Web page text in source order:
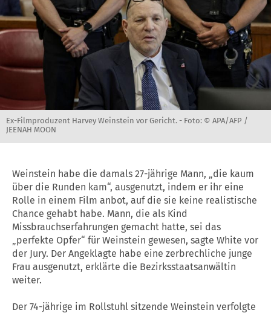
Ex-Filmproduzent Harvey Weinstein vor Gericht. - Foto: © APA/AFP /
JEENAH MOON
Weinstein habe die damals 27-jährige Mann, „die kaum
über die Runden kam“, ausgenutzt, indem er ihr eine
Rolle in einem Film anbot, auf die sie keine realistische
Chance gehabt habe. Mann, die als Kind
Missbrauchserfahrungen gemacht hatte, sei das
„perfekte Opfer“ für Weinstein gewesen, sagte White vor
der Jury. Der Angeklagte habe eine zerbrechliche junge
Frau ausgenutzt, erklärte die Bezirksstaatsanwältin
weiter.
Der 74-jährige im Rollstuhl sitzende Weinstein verfolgte